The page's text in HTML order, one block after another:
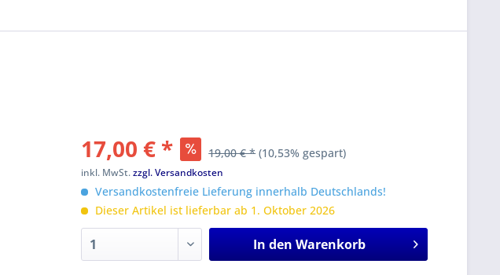
17,00 € * 19,00 € * (10,53% gespart)
inkl. MwSt.zzgl. Versandkosten
Versandkostenfreie Lieferung innerhalb Deutschlands!
Dieser Artikel ist lieferbar ab 1. Oktober 2026
In den Warenkorb